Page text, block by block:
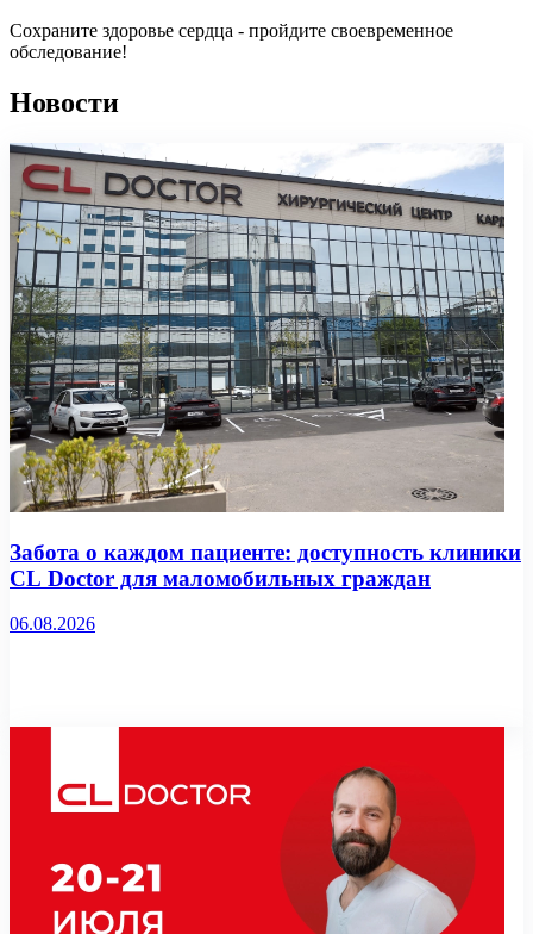
Сохраните здоровье сердца - пройдите своевременное
обследование!
Новости
Забота о каждом пациенте: доступность клиники
CL Doctor для маломобильных граждан
06.08.2026